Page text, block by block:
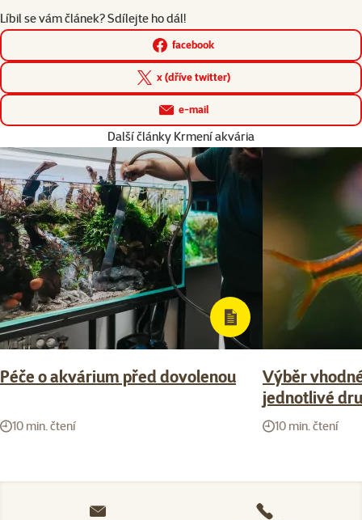
Líbil se vám článek? Sdílejte ho dál!
facebook
x (dříve twitter)
e-mail
Další články Krmení akvária
Péče o akvárium před dovolenou
10 min. čtení
Výběr
jednotlivé
10 min. čtení